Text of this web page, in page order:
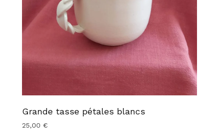
Grande tasse pétales blancs
25,00 €